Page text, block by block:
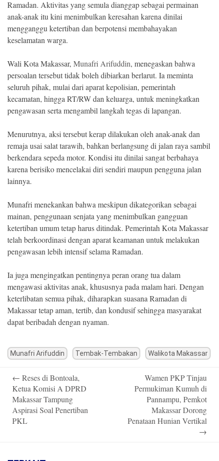
Ramadan. Aktivitas yang semula dianggap sebagai permainan
anak-anak itu kini menimbulkan keresahan karena dinilai
mengganggu ketertiban dan berpotensi membahayakan
keselamatan warga.
Wali Kota Makassar, Munafri Arifuddin, menegaskan bahwa
persoalan tersebut tidak boleh dibiarkan berlarut. Ia meminta
seluruh pihak, mulai dari aparat kepolisian, pemerintah
kecamatan, hingga RT/RW dan keluarga, untuk meningkatkan
pengawasan serta mengambil langkah tegas di lapangan.
Menurutnya, aksi tersebut kerap dilakukan oleh anak-anak dan
remaja usai salat tarawih, bahkan berlangsung di jalan raya sambil
berkendara sepeda motor. Kondisi itu dinilai sangat berbahaya
karena berisiko mencelakai diri sendiri maupun pengguna jalan
lainnya.
Munafri menekankan bahwa meskipun dikategorikan sebagai
mainan, penggunaan senjata yang menimbulkan gangguan
ketertiban umum tetap harus ditindak. Pemerintah Kota Makassar
telah berkoordinasi dengan aparat keamanan untuk melakukan
pengawasan lebih intensif selama Ramadan.
Ia juga mengingatkan pentingnya peran orang tua dalam
mengawasi aktivitas anak, khususnya pada malam hari. Dengan
keterlibatan semua pihak, diharapkan suasana Ramadan di
Makassar tetap aman, tertib, dan kondusif sehingga masyarakat
dapat beribadah dengan nyaman.
Munafri Arifuddin Tembak-Tembakan Walikota Makassar
navigation
← Reses di Bontoala,
Ketua Komisi A DPRD
Makassar Tampung
Aspirasi Soal Penertiban
PKL
Wamen PKP Tinjau
Permukiman Kumuh di
Pannampu, Pemkot
Makassar Dorong
Penataan Hunian Vertikal
→